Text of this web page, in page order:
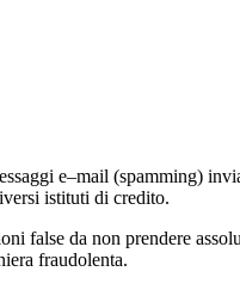
e–mail (spamming)
istituti di credito.
false da non prendere
fraudolenta.